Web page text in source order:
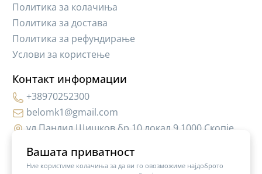
Вашата приватност
Ние користиме колачиња за да ви го овозможиме најдоброто
Политика за колачиња
Политика за достава
Политика за рефундирање
Услови за користење
Контакт информации
+38970252300
belomk1@gmail.com
ул.Пандил Шишков бр.10,локал 9 1000 Скопје